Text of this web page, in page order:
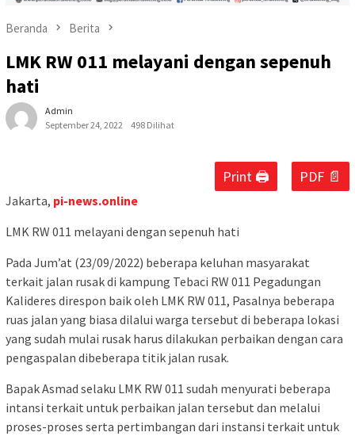
Beranda Berita
LMK RW 011 melayani dengan sepenuh
hati
Admin
September 24, 2022
498 Dilihat
Print 🖨 PDF 📄
Jakarta, pi-news.online
LMK RW 011 melayani dengan sepenuh hati
Pada Jum’at (23/09/2022) beberapa keluhan masyarakat
terkait jalan rusak di kampung Tebaci RW 011 Pegadungan
Kalideres direspon baik oleh LMK RW 011, Pasalnya beberapa
ruas jalan yang biasa dilalui warga tersebut di beberapa lokasi
yang sudah mulai rusak harus dilakukan perbaikan dengan cara
pengaspalan dibeberapa titik jalan rusak.
Bapak Asmad selaku LMK RW 011 sudah menyurati beberapa
intansi terkait untuk perbaikan jalan tersebut dan melalui
proses-proses serta pertimbangan dari instansi terkait untuk